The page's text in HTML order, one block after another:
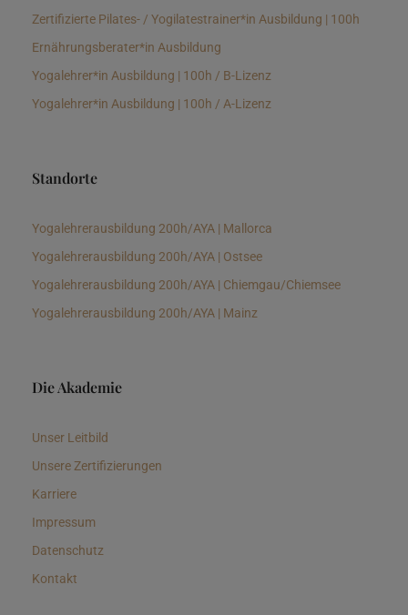
Zertifizierte Pilates- / Yogilatestrainer*in Ausbildung | 100h
Ernährungsberater*in Ausbildung
Yogalehrer*in Ausbildung | 100h / B-Lizenz
Yogalehrer*in Ausbildung | 100h / A-Lizenz
Standorte
Yogalehrerausbildung 200h/AYA | Mallorca
Yogalehrerausbildung 200h/AYA | Ostsee
Yogalehrerausbildung 200h/AYA | Chiemgau/Chiemsee
Yogalehrerausbildung 200h/AYA | Mainz
Die Akademie
Unser Leitbild
Unsere Zertifizierungen
Karriere
Impressum
Datenschutz
Kontakt